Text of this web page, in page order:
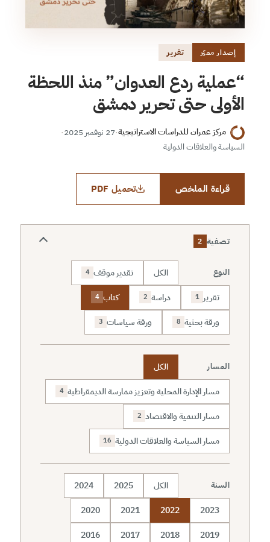
إصدار مميّز تقرير
“عملية ردع العدوان” منذ اللحظة
الأولى حتى تحرير دمشق
مركز عمران للدراسات الاستراتيجية·27 نوفمبر 2025
·
السياسة والعلاقات الدولية
قراءة الملخص تحميل PDF
تصفية 2
النوع الكل تقدير موقف 4
تقرير 1 دراسة 2 كتاب 4
ورقة بحثية 8 ورقة سياسات 3
المسار
الكل
مسار الإدارة المحلية وتعزيز ممارسة الديمقراطية 4
مسار التنمية والاقتصاد 2
مسار السياسة والعلاقات الدولية 16
السنة الكل 2025
2024
2023
2022
2021
2020
2019
2018
2017
2016